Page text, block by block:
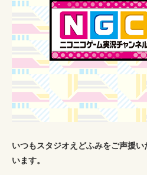
いつもスタジオえどふみをご声援
います。